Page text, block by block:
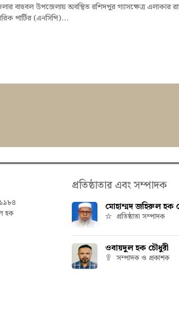
বাহুবল উপজেলায় অবস্থিত রশিদপুর গ্যাসক্ষেত্র এলাকার
পার্টির (এনসিপি)...
হক
প্রতিষ্ঠাতার এবং সম্পাদক
মোহাম্মদ জহিরুল হক
প্রতিষ্ঠাতা সম্পাদক
ওবায়দুল হক চৌধুরী
সম্পাদক ও প্রকাশক